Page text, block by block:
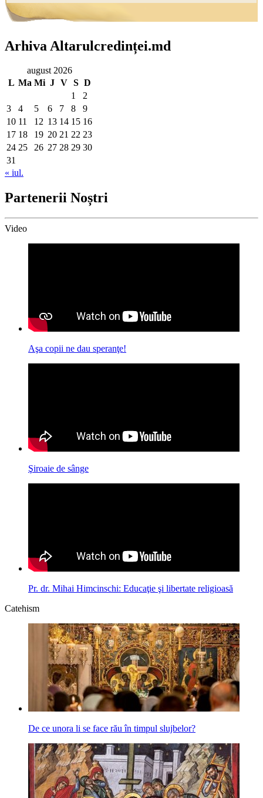
Arhiva Altarulcredinței.md
august 2026
L Ma Mi J V S D
1
2
3
4 5 6 7 8
9
10 11 12 13 14 15 16
17 18 19 20 21 22 23
24 25 26 27 28 29 30
31
« iul.
Partenerii Noștri
Video
Aşa copii ne dau speranţe!
Şiroaie de sânge
Pr. dr. Mihai Himcinschi: Educaţie şi libertate religioasă
Catehism
De ce unora li se face rău în timpul slujbelor?